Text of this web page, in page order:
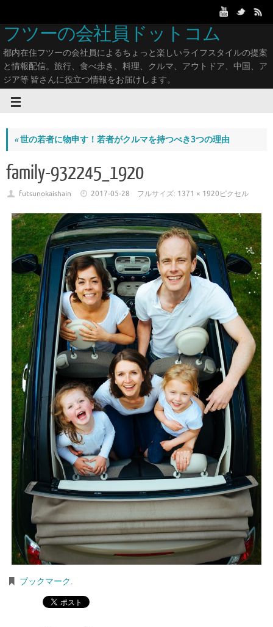
フツーの会社員ドットコム
都内在住フツーの会社員によるちょっと楽しいライフスタイルの提案
と情報配信。旅行、食べ歩き、料理、クルマ、アウトドア、中国、ア
ジア等 皆さんに役立つ情報をお届けします。
«世の若者に物申す！若者がクルマを持つべき3つの理由
family-932245_1920
futsunokaishain 2017-05-28 フルサイズ: 1371 × 1920ピクセル
ブックマーク.